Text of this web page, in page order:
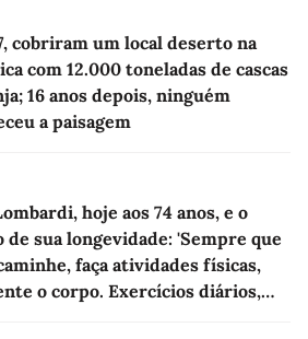
cobriram um local deserto na
com 12.000 toneladas de cascas
16 anos depois, ninguém
a paisagem
hoje aos 74 anos, e o
de sua longevidade: 'Sempre que
faça atividades físicas,
o corpo. Exercícios diários,